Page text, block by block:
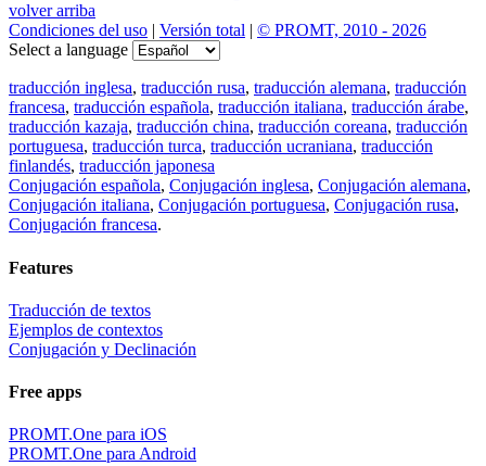
volver arriba
Condiciones del uso | Versión total | © PROMT, 2010 - 2026
Select a language
traducción inglesa, traducción rusa, traducción alemana, traducción
francesa, traducción española, traducción italiana, traducción árabe,
traducción kazaja, traducción china, traducción coreana, traducción
portuguesa, traducción turca, traducción ucraniana, traducción
finlandés, traducción japonesa
Conjugación española, Conjugación inglesa, Conjugación alemana,
Conjugación italiana, Conjugación portuguesa, Conjugación rusa,
Conjugación francesa.
Features
Traducción de textos
Ejemplos de contextos
Conjugación y Declinación
Free apps
PROMT.One para iOS
PROMT.One para Android